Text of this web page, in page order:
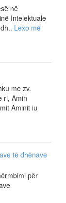
në
Intelektuale
Lexo më
me zv.
ri, Amin
Aminit iu
të dhënave
për